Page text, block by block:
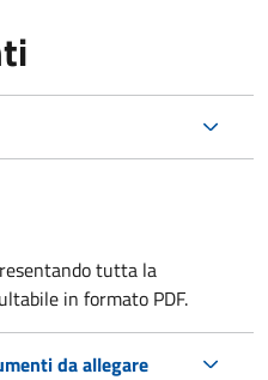
tutta la
in formato PDF.
da allegare